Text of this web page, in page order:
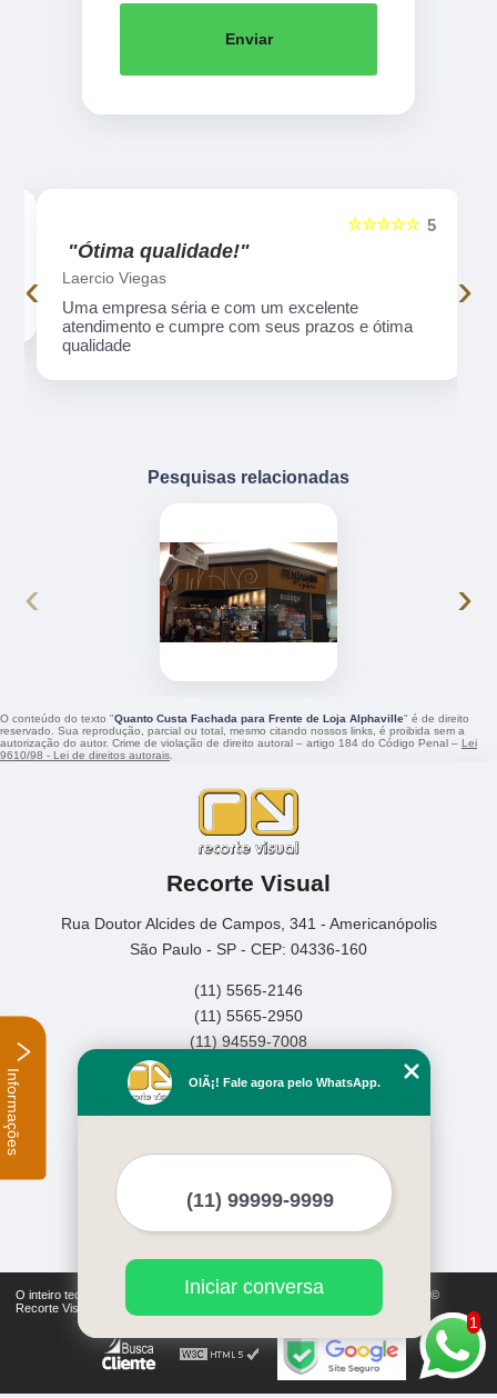
Enviar
5
☆☆☆☆☆
"Ótima qualidade!"
Laercio Viegas
Uma empresa séria e com um excelente
atendimento e cumpre com seus prazos e ótima
qualidade
‹ ›
Pesquisas relacionadas
‹ ›
O conteúdo do texto "Quanto Custa Fachada para Frente de Loja Alphaville" é de direito
reservado. Sua reprodução, parcial ou total, mesmo citando nossos links, é proibida sem a
autorização do autor. Crime de violação de direito autoral – artigo 184 do Código Penal – Lei
9610/98 - Lei de direitos autorais
Recorte Visual
Rua Doutor Alcides de Campos, 341 - Americanópolis
São Paulo - SP - CEP: 04336-160
(11) 5565-2146
(11) 5565-2950
(11) 94559-7008
Home
Serviços
Mapa do site
Mais Serviços
O inteiro teor deste site está sujeito à proteção de direitos autorais. Copyright©
Recorte Visual (Lei 9610 de 19/02/1998)
1
OlÃ¡! Fale agora pelo WhatsApp.
Iniciar conversa
Informações